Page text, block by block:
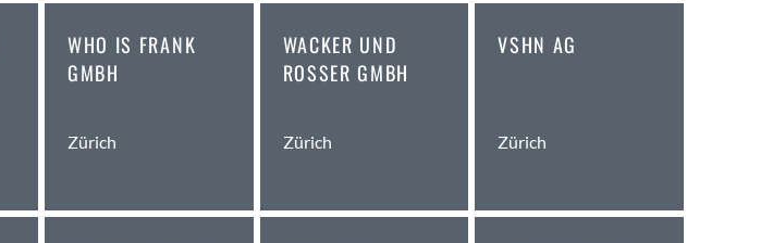
WHO IS FRANK
GMBH
Zürich
WACKER UND
ROSSER GMBH
Zürich
VSHN AG
Zürich